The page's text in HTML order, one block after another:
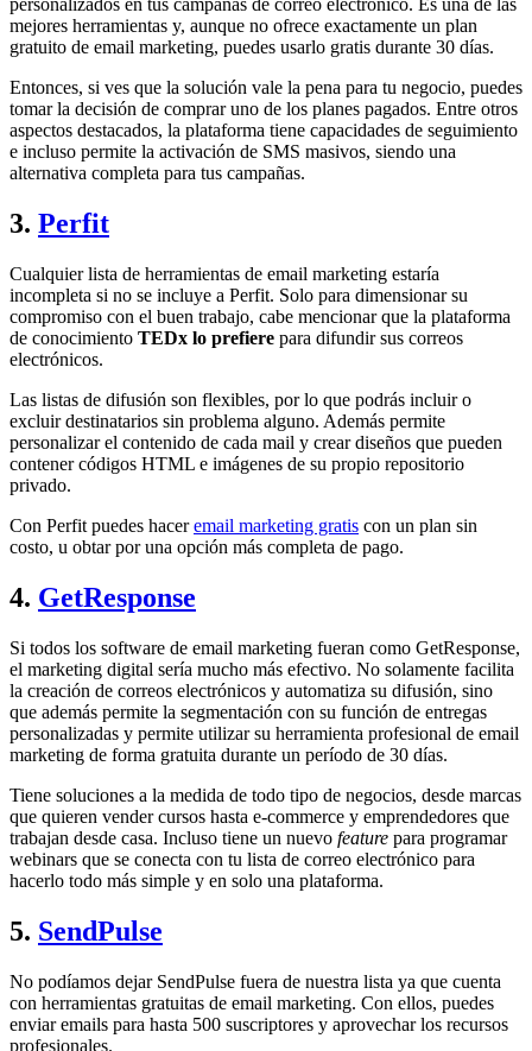
personalizados en tus campañas de correo electrónico. Es una de las
mejores herramientas y, aunque no ofrece exactamente un plan
gratuito de email marketing, puedes usarlo gratis durante 30 días.
Entonces, si ves que la solución vale la pena para tu negocio, puedes
tomar la decisión de comprar uno de los planes pagados. Entre otros
aspectos destacados, la plataforma tiene capacidades de seguimiento
e incluso permite la activación de SMS masivos, siendo una
alternativa completa para tus campañas.
3. Perfit
Cualquier lista de herramientas de email marketing estaría
incompleta si no se incluye a Perfit. Solo para dimensionar su
compromiso con el buen trabajo, cabe mencionar que la plataforma
de conocimiento TEDx lo prefiere para difundir sus correos
electrónicos.
Las listas de difusión son flexibles, por lo que podrás incluir o
excluir destinatarios sin problema alguno. Además permite
personalizar el contenido de cada mail y crear diseños que pueden
contener códigos HTML e imágenes de su propio repositorio
privado.
Con Perfit puedes haceremail marketing gratis con un plan sin
costo, u obtar por una opción más completa de pago.
4. GetResponse
Si todos los software de email marketing fueran como GetResponse,
el marketing digital sería mucho más efectivo. No solamente facilita
la creación de correos electrónicos y automatiza su difusión, sino
que además permite la segmentación con su función de entregas
personalizadas y permite utilizar su herramienta profesional de email
marketing de forma gratuita durante un período de 30 días.
Tiene soluciones a la medida de todo tipo de negocios, desde marcas
que quieren vender cursos hasta e-commerce y emprendedores que
trabajan desde casa. Incluso tiene un nuevo feature para programar
webinars que se conecta con tu lista de correo electrónico para
hacerlo todo más simple y en solo una plataforma.
5. SendPulse
No podíamos dejar SendPulse fuera de nuestra lista ya que cuenta
con herramientas gratuitas de email marketing. Con ellos, puedes
enviar emails para hasta 500 suscriptores y aprovechar los recursos
profesionales.